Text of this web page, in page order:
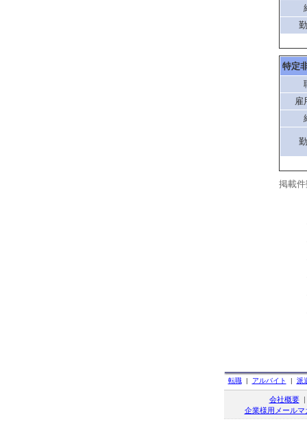
特定
雇
掲載
転職| アルバイト | 派
会社概要|
企業様用メールマ